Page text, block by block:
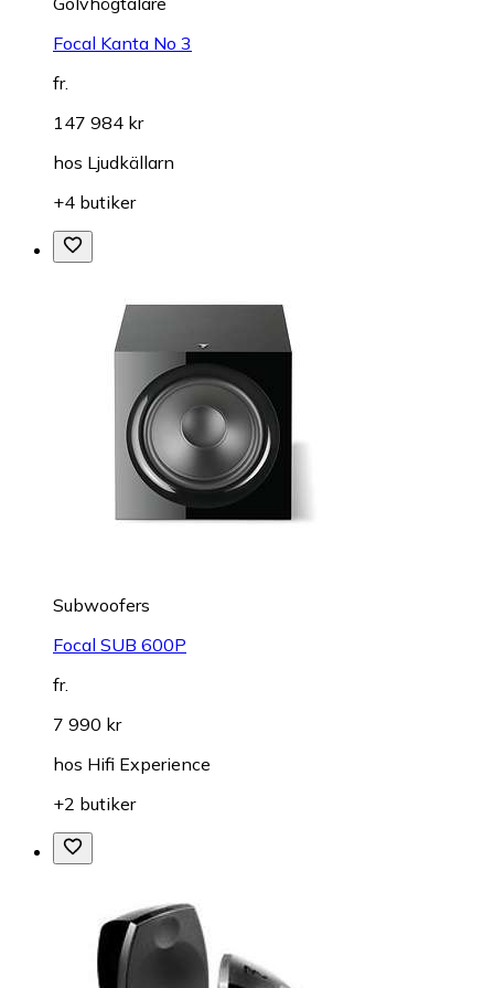
Focal Kanta No 3
fr.
147 984 kr
hos Ljudkällarn
+4 butiker
Subwoofers
Focal SUB 600P
fr.
7 990 kr
hos Hifi Experience
+2 butiker